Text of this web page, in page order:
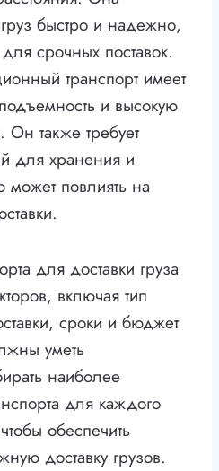
груз быстро и надежно,
срочных поставок.
транспорт имеет
и высокую
Он также требует
для хранения и
может повлиять на
для доставки груза
включая тип
сроки и бюджет
уметь
наиболее
для каждого
обеспечить
доставку грузов.